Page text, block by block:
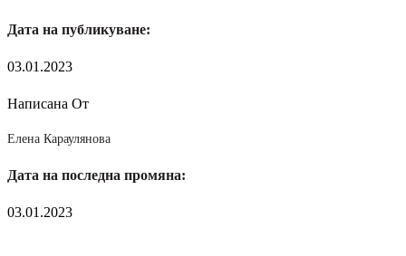
Дата на публикуване:
03.01.2023
Написана От
Елена Караулянова
Дата на последна промяна:
03.01.2023